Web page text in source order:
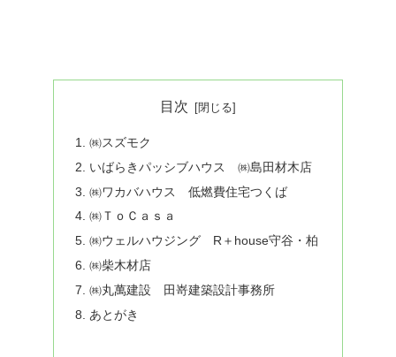
目次
㈱スズモク
いばらきパッシブハウス ㈱島田材木店
㈱ワカバハウス 低燃費住宅つくば
㈱ＴｏＣａｓａ
㈱ウェルハウジング R＋house守谷・柏
㈱柴木材店
㈱丸萬建設 田嵜建築設計事務所
あとがき